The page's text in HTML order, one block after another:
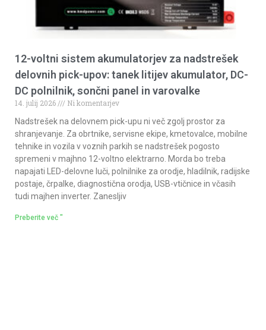
12-voltni sistem akumulatorjev za nadstrešek
delovnih pick-upov: tanek litijev akumulator, DC-
DC polnilnik, sončni panel in varovalke
14. julij 2026
Ni komentarjev
Nadstrešek na delovnem pick-upu ni več zgolj prostor za
shranjevanje. Za obrtnike, servisne ekipe, kmetovalce, mobilne
tehnike in vozila v voznih parkih se nadstrešek pogosto
spremeni v majhno 12-voltno elektrarno. Morda bo treba
napajati LED-delovne luči, polnilnike za orodje, hladilnik, radijske
postaje, črpalke, diagnostična orodja, USB-vtičnice in včasih
tudi majhen inverter. Zanesljiv
Preberite več "